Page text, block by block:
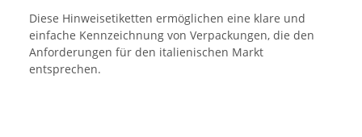
Diese Hinweisetiketten ermöglichen eine klare und
einfache Kennzeichnung von Verpackungen, die den
Anforderungen für den italienischen Markt
entsprechen.